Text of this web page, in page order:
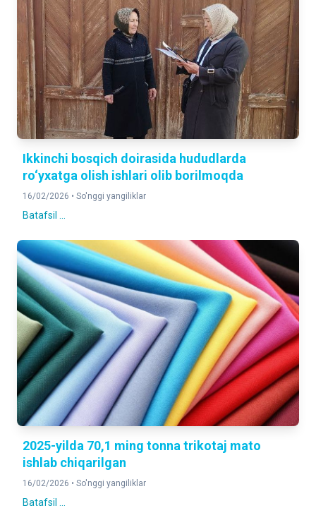
Ikkinchi bosqich doirasida hududlarda
ro‘yxatga olish ishlari olib borilmoqda
16/02/2026 • So'nggi yangiliklar
Batafsil ...
2025-yilda 70,1 ming tonna trikotaj mato
ishlab chiqarilgan
16/02/2026 • So'nggi yangiliklar
Batafsil ...